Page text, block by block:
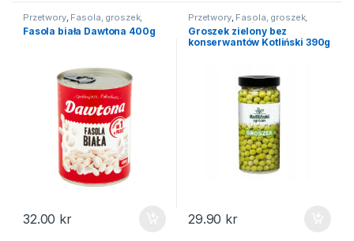
Przetwory, Fasola, groszek,
kukurydza
Fasola biała Dawtona 400g
32.00 kr
Przetwory, Fasola, groszek,
kukurydza , Na święta
Groszek zielony bez
konserwantów Kotliński 390g
29.90 kr